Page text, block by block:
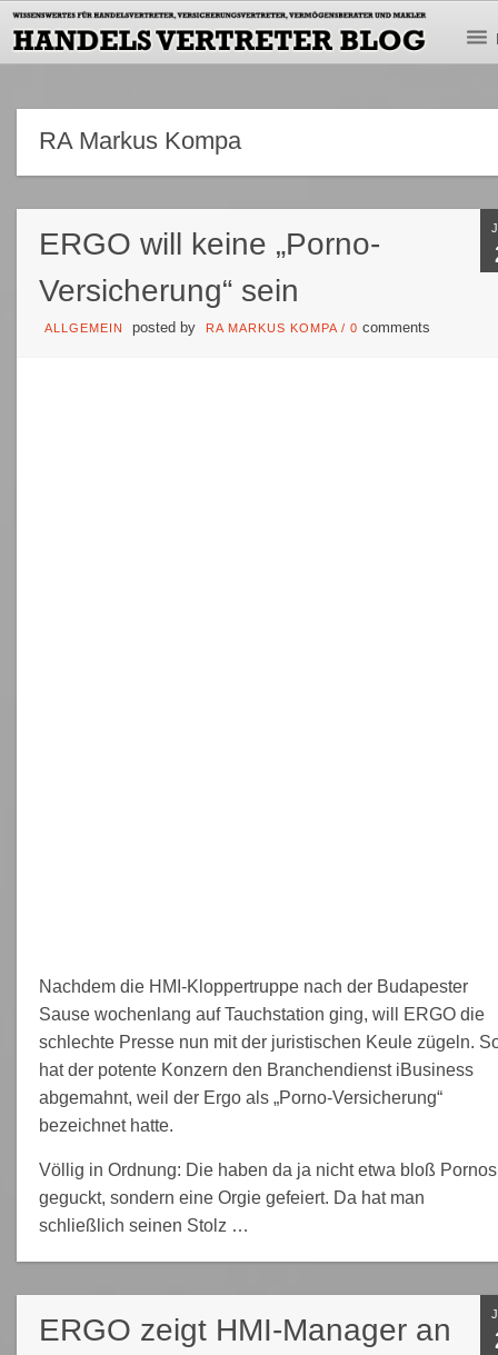
RA Markus Kompa
ERGO will keine „Porno-
Versicherung“ sein
ALLGEMEIN posted by RA MARKUS KOMPA / 0 comments
Nachdem die HMI-Kloppertruppe nach der Budapester
Sause wochenlang auf Tauchstation ging, will ERGO die
schlechte Presse nun mit der juristischen Keule zügeln.
hat der potente Konzern den Branchendienst iBusiness
abgemahnt, weil der Ergo als „Porno-Versicherung“
bezeichnet hatte.
Völlig in Ordnung: Die haben da ja nicht etwa bloß Pornos
geguckt, sondern eine Orgie gefeiert. Da hat man
schließlich seinen Stolz …
ERGO zeigt HMI-Manager an